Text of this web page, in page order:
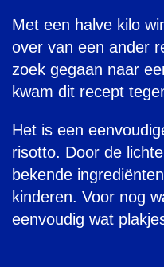
Met een halve kilo
over van een ander
zoek gegaan naar
kwam dit recept
Het is een
risotto. Door de
bekende
kinderen. Voor nog
eenvoudig wat